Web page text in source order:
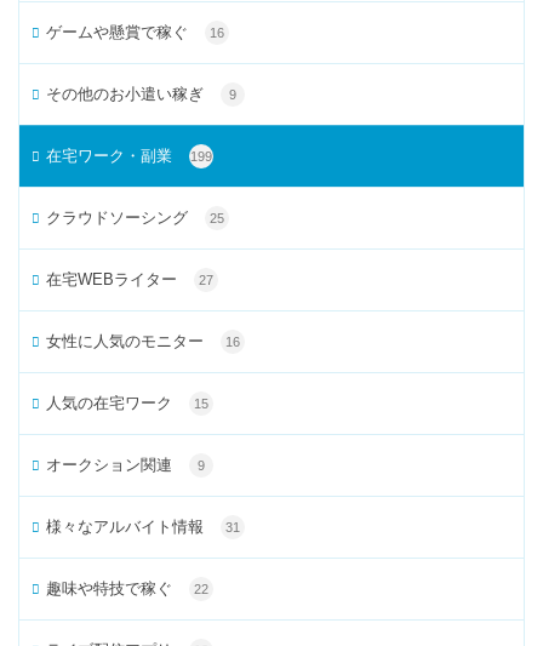
ゲームや懸賞で稼ぐ 16
その他のお小遣い稼ぎ 9
在宅ワーク・副業 199
クラウドソーシング 25
在宅WEBライター 27
女性に人気のモニター 16
人気の在宅ワーク 15
オークション関連 9
様々なアルバイト情報 31
趣味や特技で稼ぐ 22